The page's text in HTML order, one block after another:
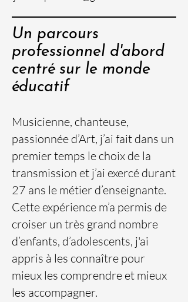
Un parcours
professionnel d'abord
centré sur le monde
éducatif
Musicienne, chanteuse,
passionnée d’Art, j’ai fait dans un
premier temps le choix de la
transmission et j’ai exercé durant
27 ans le métier d’enseignante.
Cette expérience m’a permis de
croiser un très grand nombre
d’enfants, d’adolescents, j'ai
appris à les connaître pour
mieux les comprendre et mieux
les accompagner.